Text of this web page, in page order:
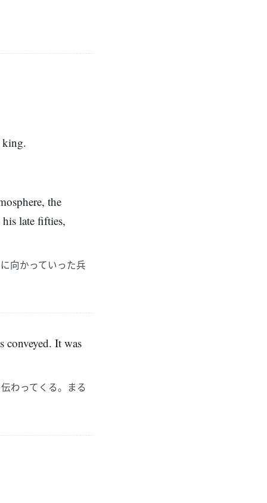
king.
the
late fifties,
向かっていった兵
conveyed. It was
わってくる。まる